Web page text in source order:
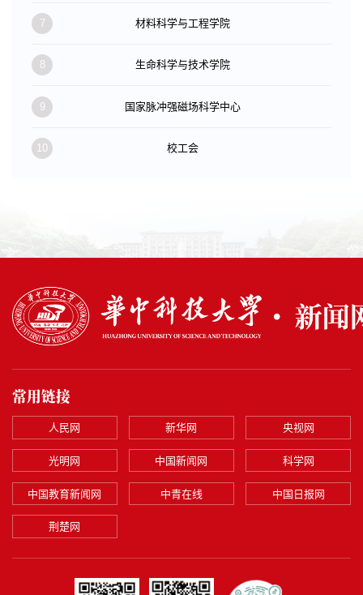
7 材料科学与工程学院
8 生命科学与技术学院
9 国家脉冲强磁场科学中心
10 校工会
常用链接
人民网 新华网 央视网
光明网 中国新闻网 科学网
中国教育新闻网 中青在线 中国日报网
荆楚网